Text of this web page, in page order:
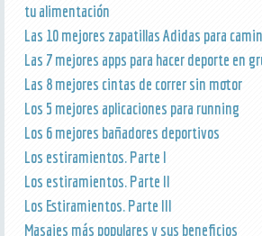
tu alimentación
Las 10 mejores zapatillas Adidas para
Las 7 mejores apps para hacer deporte en
Las 8 mejores cintas de correr sin motor
Los 5 mejores aplicaciones para running
Los 6 mejores bañadores deportivos
Los estiramientos. Parte I
Los estiramientos. Parte II
Los Estiramientos. Parte III
Masajes más populares y sus beneficios